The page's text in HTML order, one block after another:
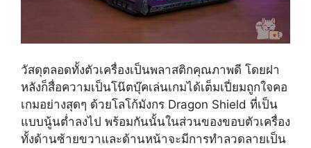
วัสดุตลอดทั้งตัวเครื่องเป็นพลาสติกคุณภาพดี โดยฝา
หลังก็สื่อความเป็นโน๊ตบุ๊คเล่นเกมได้เต็มเปี่ยมถูกใจคอ
เกมอย่างสุดๆ ด้วยโลโก้มังกร Dragon Shield ที่เป็น
แบบนู้นต่ำลงไป พร้อมกันนั้นในส่วนของขอบตัวเครื่อง
ทั้งด้านซ้ายขวาและด้านหน้าจะมีการทำลวดลายเป็น